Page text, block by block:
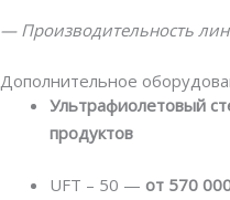
— Производительность
Дополнительное
Ультрафиолетовый
продуктов
UFT – 50 — от 570